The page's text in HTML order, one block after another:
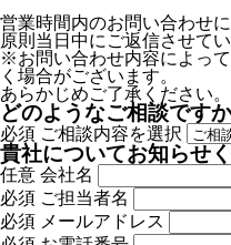
営業時間内のお問い合わせに
原則当日中にご返信させてい
※お問い合わせ内容によっ
く場合がございます。
あらかじめご了承ください。
どのようなご相談です
必須 ご相談内容を選択
貴社についてお知らせ
任意 会社名
必須 ご担当者名
必須 メールアドレス